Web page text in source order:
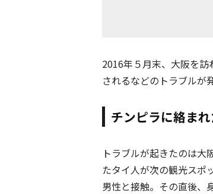
2016年５月末、大阪を
されるなどのトラブルが
チンピラに絡ま
トラブルが起きたのは
たタイ人が次の観光スポ
男性と接触。その直後、